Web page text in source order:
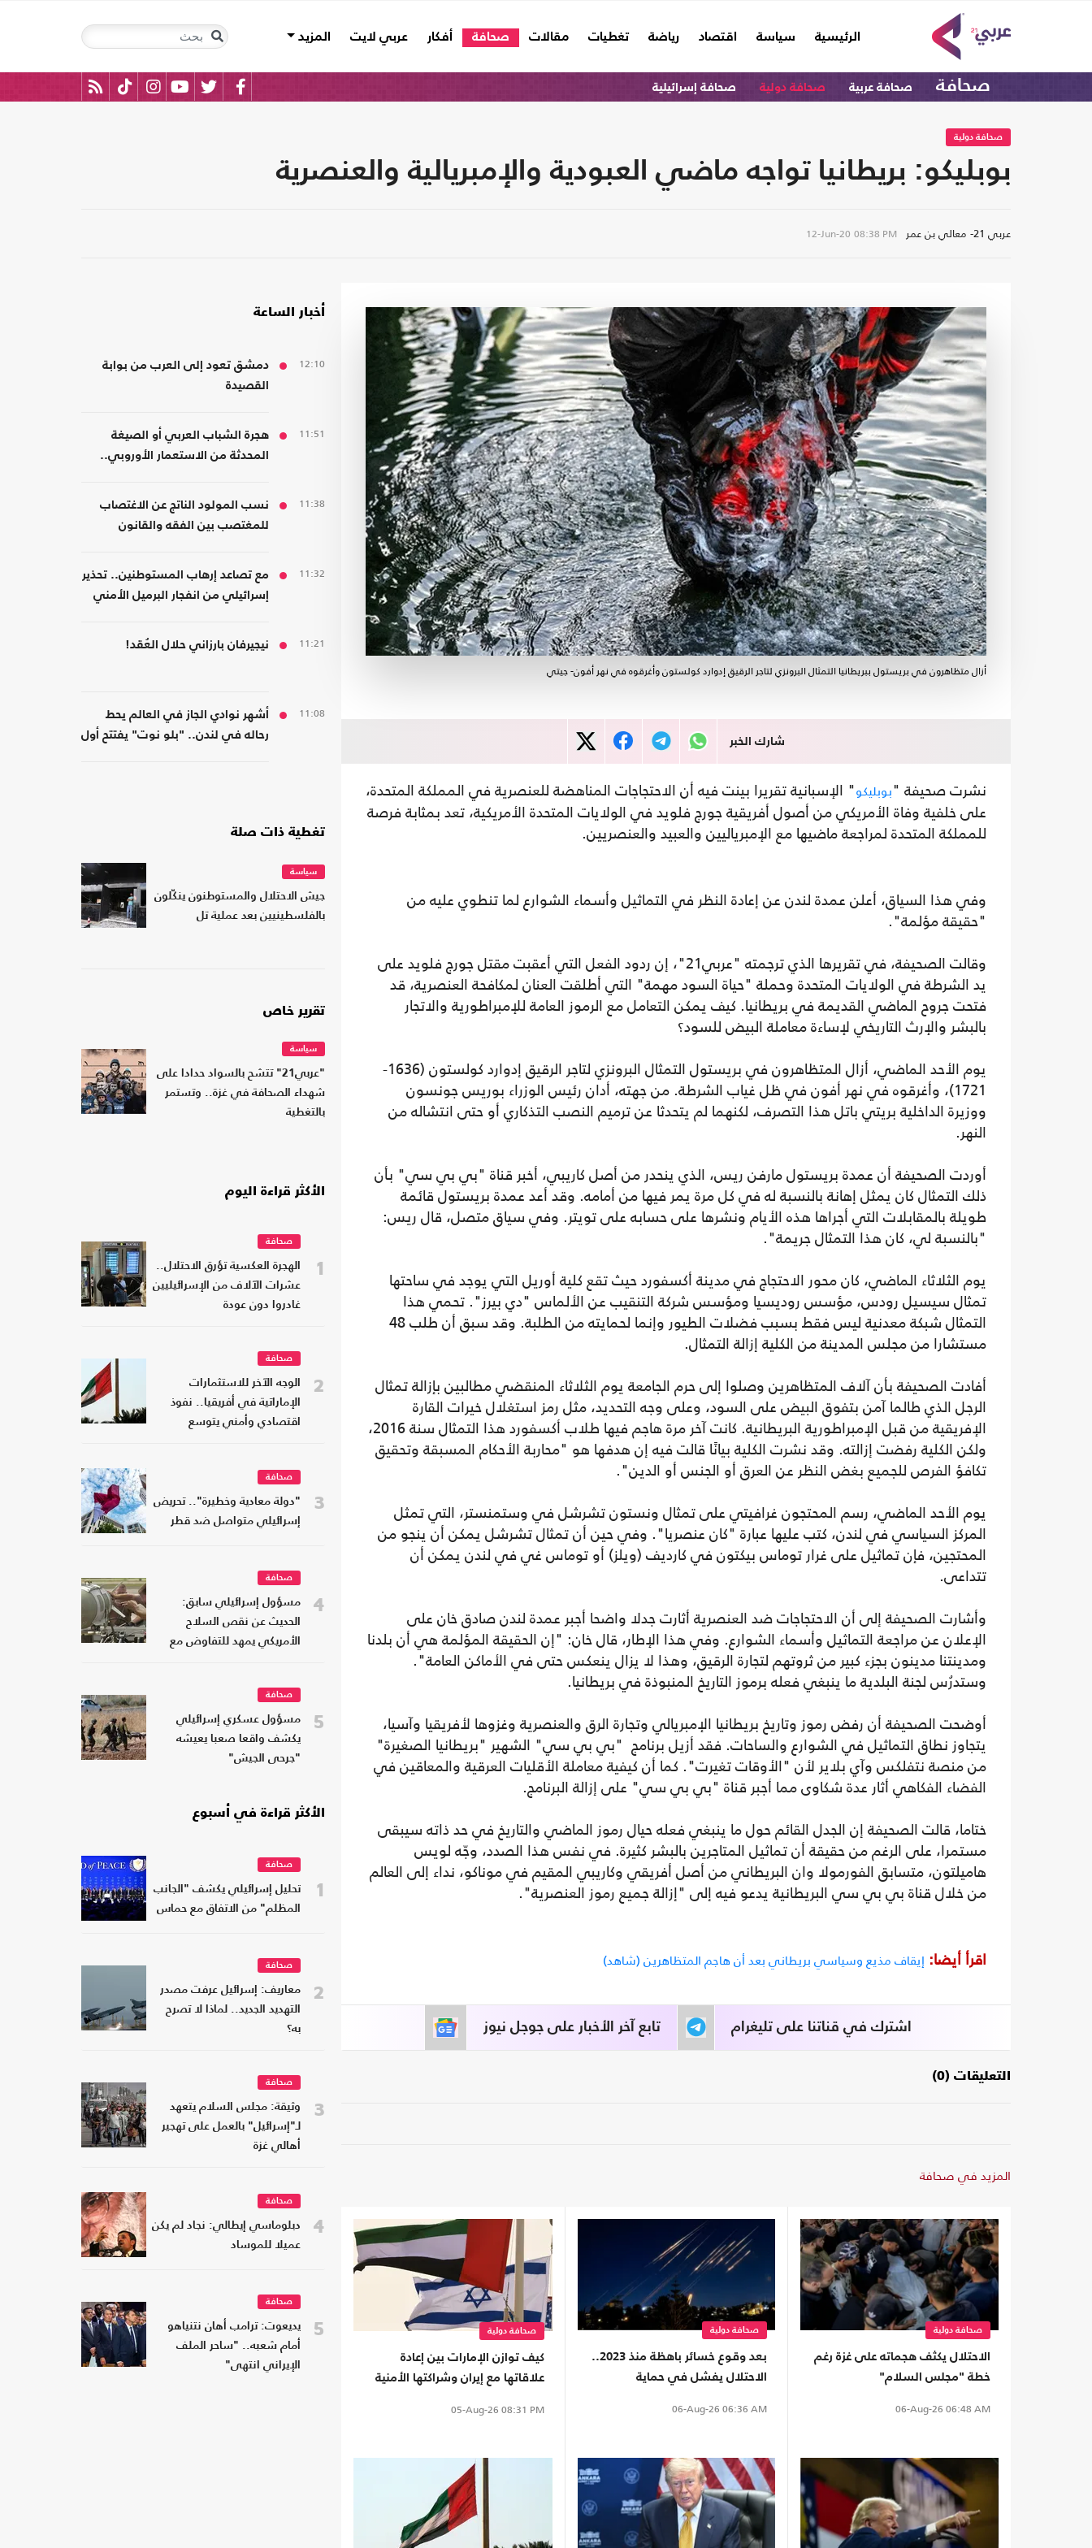
الرئيسية
(current) سياسة اقتصاد رياضة تغطيات مقالات صحافة أفكار عربي لايت المزيد
صحافة صحافة عربية صحافة دولية صحافة إسرائيلية
صحافة دولية
بوبليكو: بريطانيا تواجه ماضي العبودية والإمبريالية والعنصرية
عربي 21- معالي بن عمر 12-Jun-20 08:38 PM
أزال متظاهرون في بريستول ببريطانيا التمثال البرونزي لتاجر الرقيق إدوارد كولستون وأغرقوه في نهر أفون- جيتي
شارك الخبر
نشرت صحيفة "بوبليكو" الإسبانية تقريرا بينت فيه أن الاحتجاجات المناهضة للعنصرية في المملكة المتحدة،
على خلفية وفاة الأمريكي من أصول أفريقية جورج فلويد في الولايات المتحدة الأمريكية، تعد بمثابة فرصة
للمملكة المتحدة لمراجعة ماضيها مع الإمبرياليين والعبيد والعنصريين.
وفي هذا السياق، أعلن عمدة لندن عن إعادة النظر في التماثيل وأسماء الشوارع لما تنطوي عليه من
"حقيقة مؤلمة".
وقالت الصحيفة، في تقريرها الذي ترجمته "عربي21"، إن ردود الفعل التي أعقبت مقتل جورج فلويد على
يد الشرطة في الولايات المتحدة وحملة "حياة السود مهمة" التي أطلقت العنان لمكافحة العنصرية، قد
فتحت جروح الماضي القديمة في بريطانيا. كيف يمكن التعامل مع الرموز العامة للإمبراطورية والاتجار
بالبشر والإرث التاريخي لإساءة معاملة البيض للسود؟
يوم الأحد الماضي، أزال المتظاهرون في بريستول التمثال البرونزي لتاجر الرقيق إدوارد كولستون (1636-
1721)، وأغرقوه في نهر أفون في ظل غياب الشرطة. من جهته، أدان رئيس الوزراء بوريس جونسون
ووزيرة الداخلية بريتي باتل هذا التصرف، لكنهما لم يتحدثا عن ترميم النصب التذكاري أو حتى انتشاله من
النهر.
أوردت الصحيفة أن عمدة بريستول مارفن ريس، الذي ينحدر من أصل كاريبي، أخبر قناة "بي بي سي" بأن
ذلك التمثال كان يمثل إهانة بالنسبة له في كل مرة يمر فيها من أمامه. وقد أعد عمدة بريستول قائمة
طويلة بالمقابلات التي أجراها هذه الأيام ونشرها على حسابه على تويتر. وفي سياق متصل، قال ريس:
"بالنسبة لي، كان هذا التمثال جريمة".
يوم الثلاثاء الماضي، كان محور الاحتجاج في مدينة أكسفورد حيث تقع كلية أوريل التي يوجد في ساحتها
تمثال سيسيل رودس، مؤسس روديسيا ومؤسس شركة التنقيب عن الألماس "دي بيرز". تحمي هذا
التمثال شبكة معدنية ليس فقط بسبب فضلات الطيور وإنما لحمايته من الطلبة. وقد سبق أن طلب 48
مستشارا من مجلس المدينة من الكلية إزالة التمثال.
أفادت الصحيفة بأن آلاف المتظاهرين وصلوا إلى حرم الجامعة يوم الثلاثاء المنقضي مطالبين بإزالة تمثال
الرجل الذي طالما آمن بتفوق البيض على السود، وعلى وجه التحديد، مثل رمز استغلال خيرات القارة
الإفريقية من قبل الإمبراطورية البريطانية. كانت آخر مرة هاجم فيها طلاب أكسفورد هذا التمثال سنة 2016،
ولكن الكلية رفضت إزالته. وقد نشرت الكلية بيانًا قالت فيه إن هدفها هو "محاربة الأحكام المسبقة وتحقيق
تكافؤ الفرص للجميع بغض النظر عن العرق أو الجنس أو الدين".
يوم الأحد الماضي، رسم المحتجون غرافيتي على تمثال ونستون تشرشل في وستمنستر، التي تمثل
المركز السياسي في لندن، كتب عليها عبارة "كان عنصريا". وفي حين أن تمثال تشرشل يمكن أن ينجو من
المحتجين، فإن تماثيل على غرار توماس بيكتون في كارديف (ويلز) أو توماس غي في لندن يمكن أن
تتداعى.
وأشارت الصحيفة إلى أن الاحتجاجات ضد العنصرية أثارت جدلا واضحا أجبر عمدة لندن صادق خان على
الإعلان عن مراجعة التماثيل وأسماء الشوارع. وفي هذا الإطار، قال خان: "إن الحقيقة المؤلمة هي أن بلدنا
ومدينتنا مدينون بجزء كبير من ثروتهم لتجارة الرقيق، وهذا لا يزال ينعكس حتى في الأماكن العامة".
وستدرُس لجنة البلدية ما ينبغي فعله برموز التاريخ المنبوذة في بريطانيا.
أوضحت الصحيفة أن رفض رموز وتاريخ بريطانيا الإمبريالي وتجارة الرق والعنصرية وغزوها لأفريقيا وآسيا،
يتجاوز نطاق التماثيل في الشوارع والساحات. فقد أزيل برنامج "بي بي سي" الشهير "بريطانيا الصغيرة"
من منصة نتفلكس وآي بلاير لأن "الأوقات تغيرت". كما أن كيفية معاملة الأقليات العرقية والمعاقين في
الفضاء الفكاهي أثار عدة شكاوى مما أجبر قناة "بي بي سي" على إزالة البرنامج.
ختاما، قالت الصحيفة إن الجدل القائم حول ما ينبغي فعله حيال رموز الماضي والتاريخ في حد ذاته سيبقى
مستمرا، على الرغم من حقيقة أن تماثيل المتاجرين بالبشر كثيرة. في نفس هذا الصدد، وجّه لويس
هاميلتون، متسابق الفورمولا وان البريطاني من أصل أفريقي وكاريبي المقيم في موناكو، نداء إلى العالم
من خلال قناة بي بي سي البريطانية يدعو فيه إلى "إزالة جميع رموز العنصرية".
اقرأ أيضا: إيقاف مذيع وسياسي بريطاني بعد أن هاجم المتظاهرين (شاهد)
تابع آخر الأخبار على جوجل نيوز اشترك في قناتنا على تليغرام
التعليقات (0)
المزيد في صحافة
صحافة دولية
الاحتلال يكثف هجماته على غزة رغم
خطة "مجلس السلام"
06-Aug-26 06:48 AM
صحافة دولية
بعد وقوع خسائر باهظة منذ 2023..
الاحتلال يفشل في حماية
06-Aug-26 06:36 AM
صحافة دولية
كيف توازن الإمارات بين إعادة
علاقاتها مع إيران وشراكتها الأمنية
05-Aug-26 08:31 PM
أخبار الساعة
12:10
دمشق تعود إلى العرب من بوابة
القصيدة
11:51
هجرة الشباب العربي أو الصيغة
المحدثة من الاستعمار الأوروبي..
11:38
نسب المولود الناتج عن الاغتصاب
للمغتصب بين الفقه والقانون
11:32
مع تصاعد إرهاب المستوطنين.. تحذير
إسرائيلي من انفجار البرميل الأمني
11:21 نيجيرفان بارزاني حلال العُقد!
11:08
أشهر نوادي الجاز في العالم يحط
رحاله في لندن.. "بلو نوت" يفتتح أول
تغطية ذات صلة
سياسة
جيش الاحتلال والمستوطنون ينكّلون
بالفلسطينيين بعد عملية تل
تقرير خاص
سياسة
"عربي21" تتشح بالسواد حدادا على
شهداء الصحافة في غزة.. وتستمر
بالتغطية
الأكثر قراءة اليوم
1
صحافة
الهجرة العكسية تؤرق الاحتلال..
عشرات الآلاف من الإسرائيليين
غادروا دون عودة
2
صحافة
الوجه الآخر للاستثمارات
الإماراتية في أفريقيا.. نفوذ
اقتصادي وأمني يتوسع
3
صحافة
"دولة معادية وخطيرة".. تحريض
إسرائيلي متواصل ضد قطر
4
صحافة
مسؤول إسرائيلي سابق:
الحديث عن نقص السلاح
الأمريكي يمهد للتفاوض مع
5
صحافة
مسؤول عسكري إسرائيلي
يكشف واقعا صعبا يعيشه
"جرحى الجيش"
الأكثر قراءة في أسبوع
1
صحافة
تحليل إسرائيلي يكشف "الجانب
المظلم" من الاتفاق مع حماس
2
صحافة
معاريف: إسرائيل عرفت مصدر
التهديد الجديد.. لماذا لا تصرح
به؟
3
صحافة
وثيقة: مجلس السلام يتعهد
لـ"إسرائيل" بالعمل على تهجير
أهالي غزة
4
صحافة
دبلوماسي إيطالي: نجاد لم يكن
عميلا للموساد
5
صحافة
يديعوت: ترامب أهان نتنياهو
أمام شعبه.. "ساحر الملف
الإيراني انتهى"